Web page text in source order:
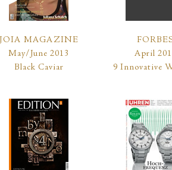
JOIA MAGAZINE
May/June 2013
Black Caviar
April
9 Innovative